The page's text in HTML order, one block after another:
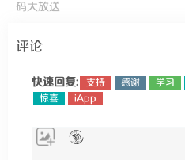
码大放送
评论
快速回复: 支持 感谢 学习
惊喜
iApp